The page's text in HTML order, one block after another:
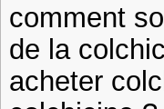
comment
de la
acheter